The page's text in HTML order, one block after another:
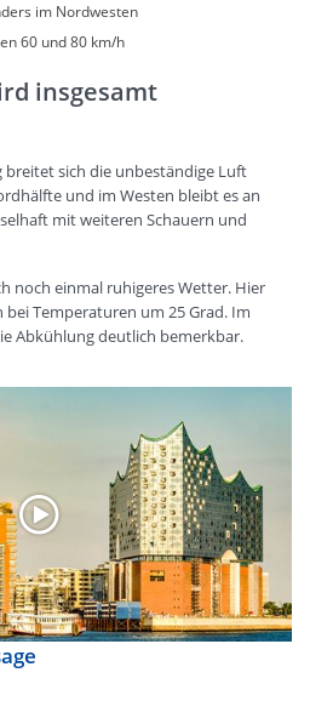
im Nordwesten
60 und 80 km/h
insgesamt
sich die unbeständige Luft
und im Westen bleibt es an
mit weiteren Schauern und
noch einmal ruhigeres Wetter. Hier
Temperaturen um 25 Grad. Im
Abkühlung deutlich bemerkbar.